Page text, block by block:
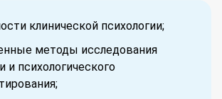
клинической психологии;
методы исследования
и психологического